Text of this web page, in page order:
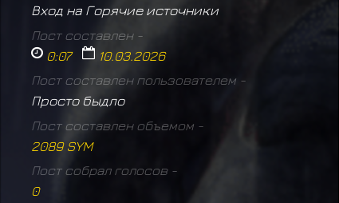
Вход на Горячие источники
Пост составлен -
0:07 10.03.2026
Пост составлен пользователем -
Просто быдло
Пост составлен объемом -
2089 SYM
Пост собрал голосов -
0